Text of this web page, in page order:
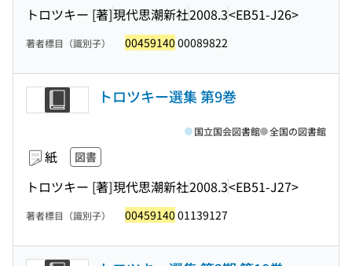
トロツキー [著]現代思潮新社2008.3<EB51-J26>
著者標目（識別子） 00459140 00089822
トロツキー選集 第9巻
紙 図書
トロツキー [著]現代思潮新社2008.3<EB51-J27>
国立国会図書館 全国の図書館
著者標目（識別子） 00459140 01139127